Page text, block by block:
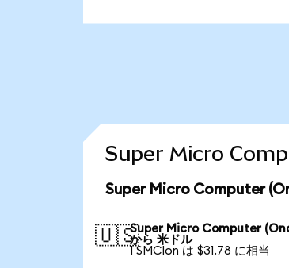
Super Micro
Super Micro Computer
🇺🇸Super Micro Computer
から 米ドル
1 SMCIon は $31.78 に相当